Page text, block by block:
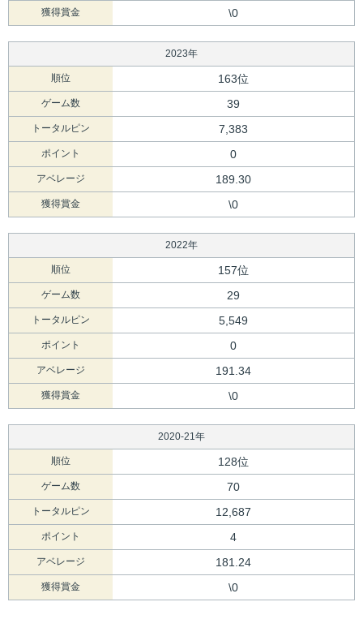
獲得賞金 \0
2023年
順位 163位
ゲーム数 39
トータルピン 7,383
ポイント 0
アベレージ 189.30
獲得賞金 \0
2022年
順位 157位
ゲーム数 29
トータルピン 5,549
ポイント 0
アベレージ 191.34
獲得賞金 \0
2020-21年
順位 128位
ゲーム数 70
トータルピン 12,687
ポイント 4
アベレージ 181.24
獲得賞金 \0